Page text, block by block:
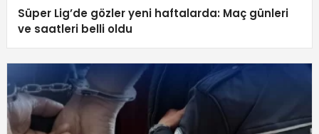
Süper Lig’de gözler yeni haftalarda: Maç günleri
ve saatleri belli oldu